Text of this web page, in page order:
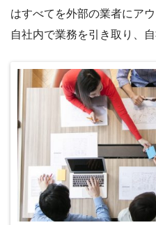
はすべてを外部の業者にア
自社内で業務を引き取り、